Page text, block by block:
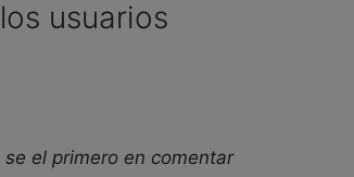
usuarios
el primero en comentar